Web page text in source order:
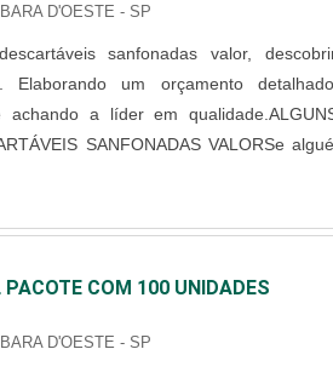
D'OESTE - SP
sanfonadas valor,
Elaborando um orçamento
a líder em
SANFONADAS VALORSe
valor em uma empresa
Fabril. Com grande know-how
...
COM 100 UNIDADES
D'OESTE - SP